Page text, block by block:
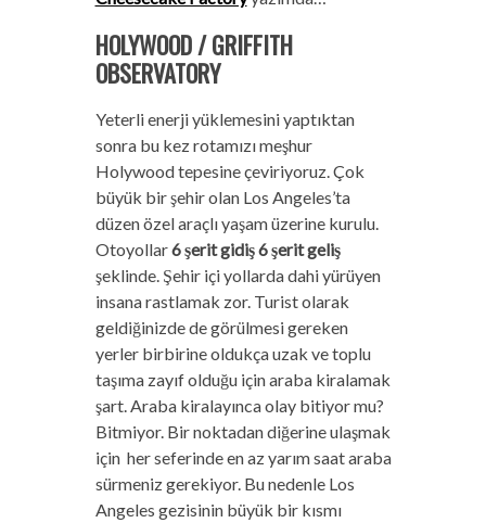
HOLYWOOD / GRIFFITH
OBSERVATORY
Yeterli enerji yüklemesini yaptıktan
sonra bu kez rotamızı meşhur
Holywood tepesine çeviriyoruz. Çok
büyük bir şehir olan Los Angeles’ta
düzen özel araçlı yaşam üzerine kurulu.
Otoyollar6 şerit gidiş 6 şerit geliş
şeklinde. Şehir içi yollarda dahi yürüyen
insana rastlamak zor. Turist olarak
geldiğinizde de görülmesi gereken
yerler birbirine oldukça uzak ve toplu
taşıma zayıf olduğu için araba kiralamak
şart. Araba kiralayınca olay bitiyor mu?
Bitmiyor. Bir noktadan diğerine ulaşmak
için her seferinde en az yarım saat araba
sürmeniz gerekiyor. Bu nedenle Los
Angeles gezisinin büyük bir kısmı